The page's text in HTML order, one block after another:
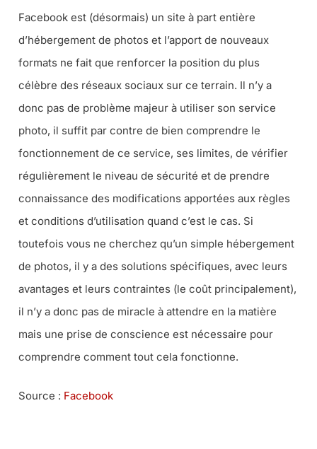
Facebook est (désormais) un site à part entière
d’hébergement de photos et l’apport de nouveaux
formats ne fait que renforcer la position du plus
célèbre des réseaux sociaux sur ce terrain. Il n’y a
donc pas de problème majeur à utiliser son service
photo, il suffit par contre de bien comprendre le
fonctionnement de ce service, ses limites, de vérifier
régulièrement le niveau de sécurité et de prendre
connaissance des modifications apportées aux règles
et conditions d’utilisation quand c’est le cas. Si
toutefois vous ne cherchez qu’un simple hébergement
de photos, il y a des solutions spécifiques, avec leurs
avantages et leurs contraintes (le coût principalement),
il n’y a donc pas de miracle à attendre en la matière
mais une prise de conscience est nécessaire pour
comprendre comment tout cela fonctionne.
Source : Facebook